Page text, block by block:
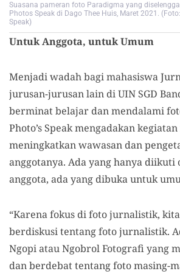
Suasana pameran foto Paradigma yang
Photos Speak di Dago Thee Huis, Maret 2021.
Speak)
Untuk Anggota, untuk Umum
Menjadi wadah bagi mahasiswa
jurusan-jurusan lain di UIN SGD
berminat belajar dan mendalami
Photo’s Speak mengadakan
meningkatkan wawasan dan
anggotanya. Ada yang hanya diikuti
anggota, ada yang dibuka untuk
“Karena fokus di foto jurnalistik,
berdiskusi tentang foto jurnalistik.
Ngopi atau Ngobrol Fotografi yang
dan berdebat tentang foto masing-